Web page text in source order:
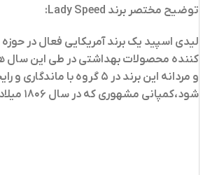
توضیح مختصر برند Lady Speed:
لیدی اسپید یک برند آمریکایی فعال در
کننده محصولات بهداشتی در طی این سال
و مردانه این برند در
شود،کمپانی مشهوری که در سال ۱۸۰۶ میلادی توسط ویلیام کولگیت،شمع ساز و صابون ساز انگلیسی در شهر نیویورک آمریکا تاسیس شد.